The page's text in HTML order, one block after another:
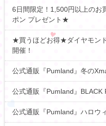
6日間限定！1,500円以上のお
ポン プレゼント★
★買うほどお得★ダイヤモン
開催！
公式通販『Pumland』冬の
公式通販『Pumland』BLACK
公式通販『Pumland』ハロウ